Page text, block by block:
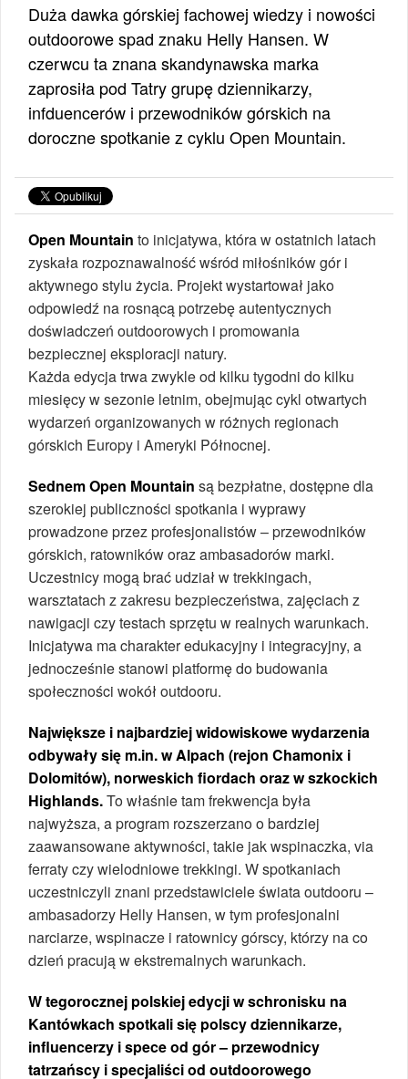
Duża dawka górskiej fachowej wiedzy i nowości
outdoorowe spad znaku Helly Hansen. W
czerwcu ta znana skandynawska marka
zaprosiła pod Tatry grupę dziennikarzy,
infduencerów i przewodników górskich na
doroczne spotkanie z cyklu Open Mountain.
Open Mountain to inicjatywa, która w ostatnich latach
zyskała rozpoznawalność wśród miłośników gór i
aktywnego stylu życia. Projekt wystartował jako
odpowiedź na rosnącą potrzebę autentycznych
doświadczeń outdoorowych i promowania
bezpiecznej eksploracji natury.
Każda edycja trwa zwykle od kilku tygodni do kilku
miesięcy w sezonie letnim, obejmując cykl otwartych
wydarzeń organizowanych w różnych regionach
górskich Europy i Ameryki Północnej.
Sednem Open Mountain są bezpłatne, dostępne dla
szerokiej publiczności spotkania i wyprawy
prowadzone przez profesjonalistów – przewodników
górskich, ratowników oraz ambasadorów marki.
Uczestnicy mogą brać udział w trekkingach,
warsztatach z zakresu bezpieczeństwa, zajęciach z
nawigacji czy testach sprzętu w realnych warunkach.
Inicjatywa ma charakter edukacyjny i integracyjny, a
jednocześnie stanowi platformę do budowania
społeczności wokół outdooru.
Największe i najbardziej widowiskowe wydarzenia
odbywały się m.in. w Alpach (rejon Chamonix i
Dolomitów), norweskich fiordach oraz w szkockich
Highlands.To właśnie tam frekwencja była
najwyższa, a program rozszerzano o bardziej
zaawansowane aktywności, takie jak wspinaczka, via
ferraty czy wielodniowe trekkingi. W spotkaniach
uczestniczyli znani przedstawiciele świata outdooru –
ambasadorzy Helly Hansen, w tym profesjonalni
narciarze, wspinacze i ratownicy górscy, którzy na co
dzień pracują w ekstremalnych warunkach.
W tegorocznej polskiej edycji w schronisku na
Kantówkach spotkali się polscy dziennikarze,
influencerzy i spece od gór – przewodnicy
tatrzańscy i specjaliści od outdoorowego